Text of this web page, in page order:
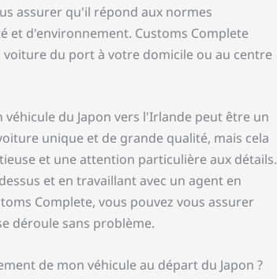
assurer qu'il répond aux normes
et d'environnement. Customs Complete
du port à votre domicile ou au centre
du Japon vers l'Irlande peut être un
unique et de grande qualité, mais cela
et une attention particulière aux détails.
et en travaillant avec un agent en
Complete, vous pouvez vous assurer
déroule sans problème.
de mon véhicule au départ du Japon ?